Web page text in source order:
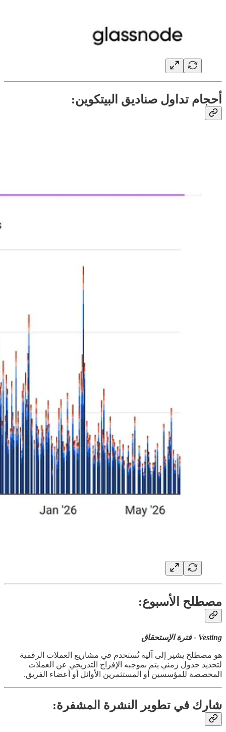
أحجام تداول صناديق البيتكوين:
مصطلح الأسبوع:
Vesting - فترة الإستحقاق
هو مصطلح يشير إلى آلية تُستخدم في مشاريع العملات الرقمية
لتحديد جدول زمني يتم بموجبه الإفراج التدريجي عن العملات
المخصصة للمؤسسين أو المستثمرين الأوائل أو أعضاء الفريق.
شارك في تطوير النشرة المشفرة: